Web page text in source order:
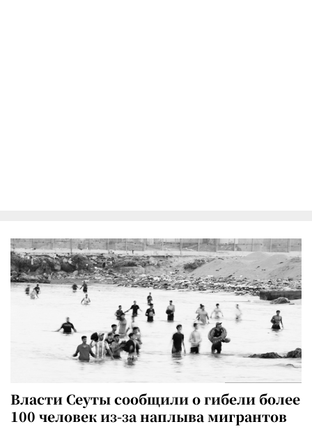
Власти Сеуты сообщили о гибели более
100 человек из-за наплыва мигрантов